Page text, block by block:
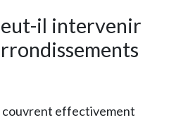
il intervenir
couvrent effectivement